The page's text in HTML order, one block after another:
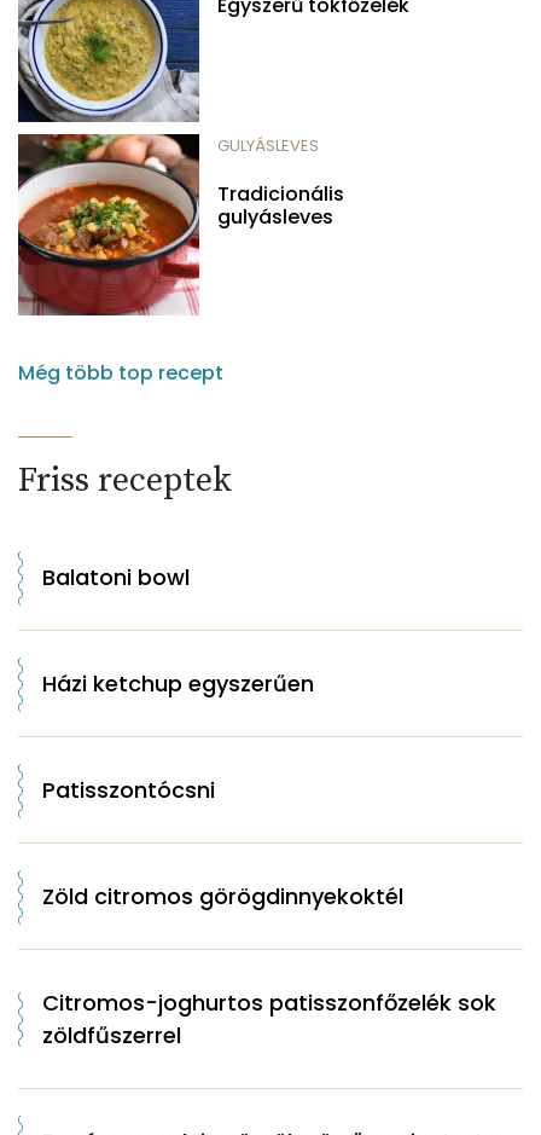
GULYÁSLEVES
Tradicionális
gulyásleves
Még több top recept
Friss receptek
Balatoni bowl
Házi ketchup egyszerűen
Patisszontócsni
Zöld citromos görögdinnyekoktél
Citromos-joghurtos patisszonfőzelék sok
zöldfűszerrel